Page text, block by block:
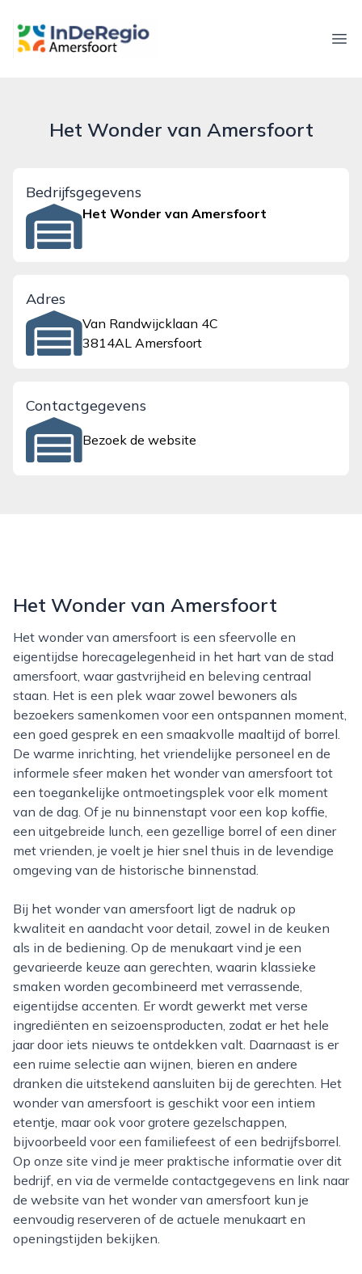
inderegioamersfoort.nl
Het Wonder van Amersfoort
Bedrijfsgegevens
Het Wonder van Amersfoort
Adres
Van Randwijcklaan 4C
3814AL Amersfoort
Contactgegevens
Bezoek de website
Het Wonder van Amersfoort
Het wonder van amersfoort is een sfeervolle en
eigentijdse horecagelegenheid in het hart van de stad
amersfoort, waar gastvrijheid en beleving centraal
staan. Het is een plek waar zowel bewoners als
bezoekers samenkomen voor een ontspannen moment,
een goed gesprek en een smaakvolle maaltijd of borrel.
De warme inrichting, het vriendelijke personeel en de
informele sfeer maken het wonder van amersfoort tot
een toegankelijke ontmoetingsplek voor elk moment
van de dag. Of je nu binnenstapt voor een kop koffie,
een uitgebreide lunch, een gezellige borrel of een diner
met vrienden, je voelt je hier snel thuis in de levendige
omgeving van de historische binnenstad.
Bij het wonder van amersfoort ligt de nadruk op
kwaliteit en aandacht voor detail, zowel in de keuken
als in de bediening. Op de menukaart vind je een
gevarieerde keuze aan gerechten, waarin klassieke
smaken worden gecombineerd met verrassende,
eigentijdse accenten. Er wordt gewerkt met verse
ingrediënten en seizoensproducten, zodat er het hele
jaar door iets nieuws te ontdekken valt. Daarnaast is er
een ruime selectie aan wijnen, bieren en andere
dranken die uitstekend aansluiten bij de gerechten. Het
wonder van amersfoort is geschikt voor een intiem
etentje, maar ook voor grotere gezelschappen,
bijvoorbeeld voor een familiefeest of een bedrijfsborrel.
Op onze site vind je meer praktische informatie over dit
bedrijf, en via de vermelde contactgegevens en link naar
de website van het wonder van amersfoort kun je
eenvoudig reserveren of de actuele menukaart en
openingstijden bekijken.